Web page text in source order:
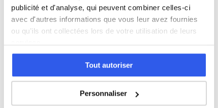
publicité et d'analyse, qui peuvent combiner celles-ci
avec d'autres informations que vous leur avez fournies
ou qu'ils ont collectées lors de votre utilisation de leurs
Tout autoriser
Personnaliser
Allemand
Cours par niveau
Seconde Première Terminale
Études supérieures